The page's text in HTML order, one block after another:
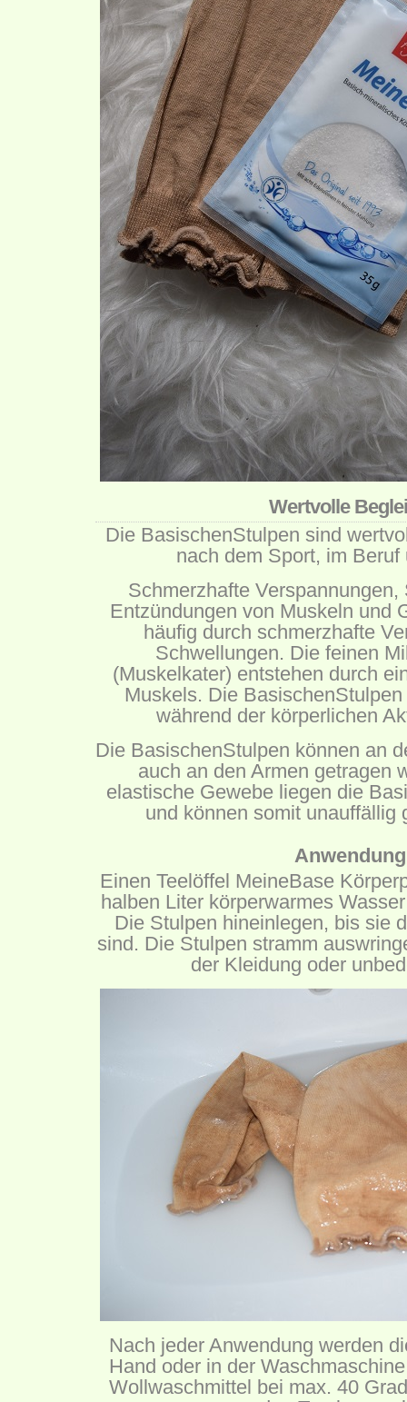
Wertvolle
Die BasischenStulpen sind
nach dem Sport, im Beruf
Schmerzhafte
Entzündungen von Muskeln und
häufig durch schmerzhafte
Schwellungen. Die feinen
(Muskelkater) entstehen durch
Muskels. Die
während der körperlichen
Die BasischenStulpen können an
auch an den Armen getragen
elastische Gewebe liegen die
und können somit unauffällig
Anwendung
Einen Teelöffel MeineBase
halben Liter körperwarmes
Die Stulpen hineinlegen, bis sie
sind. Die Stulpen stramm
der Kleidung oder
Nach jeder Anwendung werden
Hand oder in der
Wollwaschmittel bei max. 40